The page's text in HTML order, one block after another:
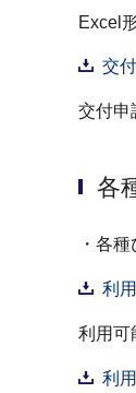
Excel
交
交付申
各
・各
利
利用可
利